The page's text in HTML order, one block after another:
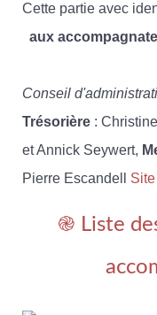
Cette partie avec
aux
Conseil
Trésorière :
et Annick Seywert,
Pierre Escandell
֎ Liste